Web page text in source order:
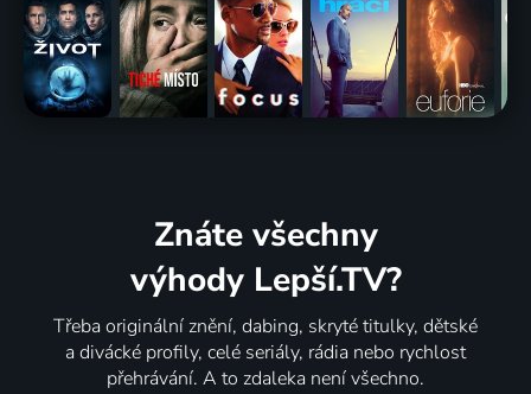
Znáte všechny
výhody Lepší.TV?
Třeba originální znění, dabing, skryté titulky, dětské
a divácké profily, celé seriály, rádia nebo rychlost
přehrávání. A to zdaleka není všechno.